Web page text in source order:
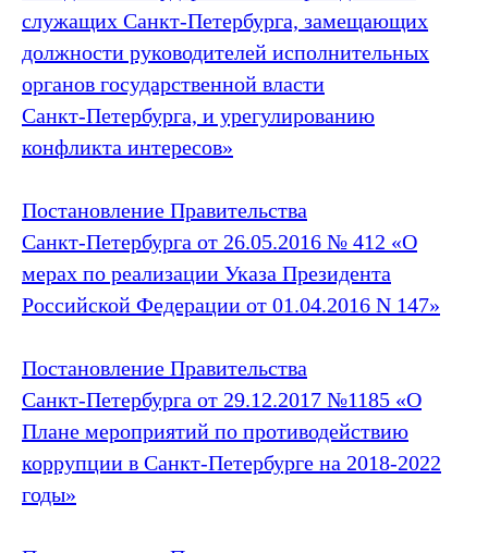
служащих Санкт‑Петербурга, замещающих
должности руководителей исполнительных
органов государственной власти
Санкт‑Петербурга, и урегулированию
конфликта интересов»
Постановление Правительства
Санкт‑Петербурга от 26.05.2016 № 412 «О
мерах по реализации Указа Президента
Российской Федерации от 01.04.2016 N 147»
Постановление Правительства
Санкт‑Петербурга от 29.12.2017 №1185 «О
Плане мероприятий по противодействию
коррупции в Санкт‑Петербурге на 2018-2022
годы»